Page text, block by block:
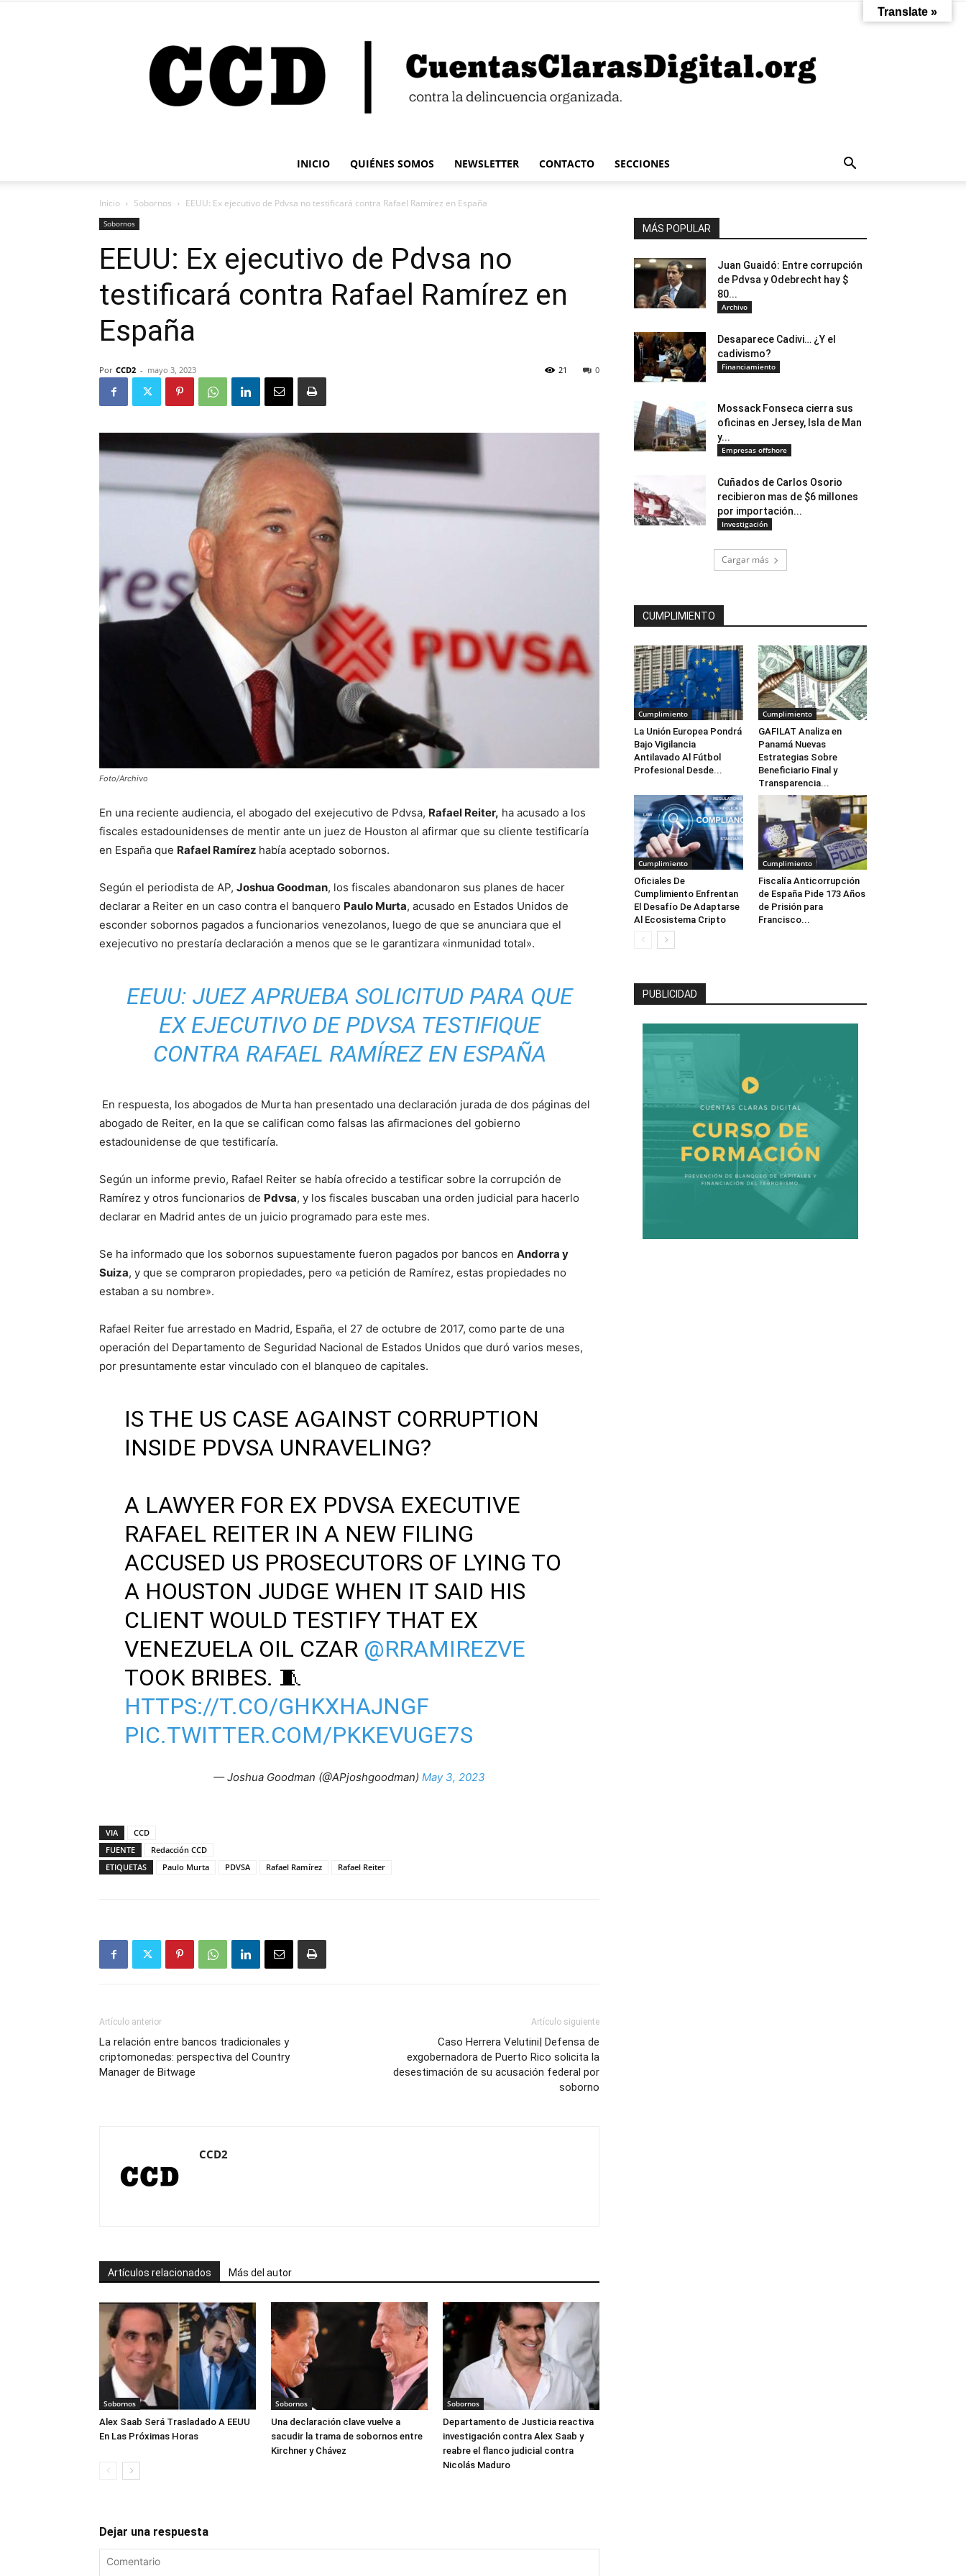
Claras
INICIO QUIÉNES SOMOS NEWSLETTER CONTACTO SECCIONES
Inicio Sobornos EEUU: Ex ejecutivo de Pdvsa no testificará contra Rafael Ramírez en España
Sobornos
EEUU: Ex ejecutivo de Pdvsa no
testificará contra Rafael Ramírez en
España
Por CCD2 - mayo 3, 2023 0
21
Foto/Archivo
En una reciente audiencia, el abogado del exejecutivo de Pdvsa, Rafael Reiter, ha acusado a los
fiscales estadounidenses de mentir ante un juez de Houston al afirmar que su cliente testificaría
en España que Rafael Ramírez había aceptado sobornos.
Según el periodista de AP, Joshua Goodman, los fiscales abandonaron sus planes de hacer
declarar a Reiter en un caso contra el banquero Paulo Murta, acusado en Estados Unidos de
esconder sobornos pagados a funcionarios venezolanos, luego de que se anunciara que el
exejecutivo no prestaría declaración a menos que se le garantizara «inmunidad total».
EEUU: JUEZ APRUEBA SOLICITUD PARA QUE
EX EJECUTIVO DE PDVSA TESTIFIQUE
CONTRA RAFAEL RAMÍREZ EN ESPAÑA
En respuesta, los abogados de Murta han presentado una declaración jurada de dos páginas del
abogado de Reiter, en la que se califican como falsas las afirmaciones del gobierno
estadounidense de que testificaría.
Según un informe previo, Rafael Reiter se había ofrecido a testificar sobre la corrupción de
Ramírez y otros funcionarios de Pdvsa, y los fiscales buscaban una orden judicial para hacerlo
declarar en Madrid antes de un juicio programado para este mes.
Se ha informado que los sobornos supuestamente fueron pagados por bancos en Andorra y
Suiza, y que se compraron propiedades, pero «a petición de Ramírez, estas propiedades no
estaban a su nombre».
Rafael Reiter fue arrestado en Madrid, España, el 27 de octubre de 2017, como parte de una
operación del Departamento de Seguridad Nacional de Estados Unidos que duró varios meses,
por presuntamente estar vinculado con el blanqueo de capitales.
IS THE US CASE AGAINST CORRUPTION
INSIDE PDVSA UNRAVELING?
A LAWYER FOR EX PDVSA EXECUTIVE
RAFAEL REITER IN A NEW FILING
ACCUSED US PROSECUTORS OF LYING TO
A HOUSTON JUDGE WHEN IT SAID HIS
CLIENT WOULD TESTIFY THAT EX
VENEZUELA OIL CZAR @RRAMIREZVE
TOOK BRIBES. 🧵
HTTPS://T.CO/GHKXHAJNGF
PIC.TWITTER.COM/PKKEVUGE7S
— Joshua Goodman (@APjoshgoodman) May 3, 2023
VIA
CCD
FUENTE
Redacción CCD
ETIQUETAS
Paulo Murta PDVSA Rafael Ramírez Rafael Reiter
Artículo anterior
La relación entre bancos tradicionales y
criptomonedas: perspectiva del Country
Manager de Bitwage
Artículo siguiente
Caso Herrera Velutini| Defensa de
exgobernadora de Puerto Rico solicita la
desestimación de su acusación federal por
soborno
CCD2
Artículos relacionados Más del autor
Sobornos
Alex Saab Será Trasladado A EEUU
En Las Próximas Horas
Sobornos
Una declaración clave vuelve a
sacudir la trama de sobornos entre
Kirchner y Chávez
Sobornos
Departamento de Justicia reactiva
investigación contra Alex Saab y
reabre el flanco judicial contra
Nicolás Maduro
Dejar una respuesta
MÁS POPULAR
Juan Guaidó: Entre corrupción
de Pdvsa y Odebrecht hay $
80...
Archivo
Desaparece Cadivi… ¿Y el
cadivismo?
Financiamiento
Mossack Fonseca cierra sus
oficinas en Jersey, Isla de Man
y...
Empresas offshore
Cuñados de Carlos Osorio
recibieron mas de $6 millones
por importación...
Investigación
Cargar más
CUMPLIMIENTO
Cumplimiento
La Unión Europea Pondrá
Bajo Vigilancia
Antilavado Al Fútbol
Profesional Desde...
Cumplimiento
GAFILAT Analiza en
Panamá Nuevas
Estrategias Sobre
Beneficiario Final y
Transparencia...
Cumplimiento
Oficiales De
Cumplimiento Enfrentan
El Desafío De Adaptarse
Al Ecosistema Cripto
Cumplimiento
Fiscalía Anticorrupción
de España Pide 173 Años
de Prisión para
Francisco...
PUBLICIDAD
Translate »